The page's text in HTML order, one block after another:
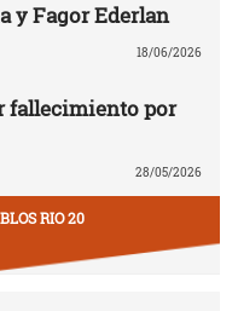
y Fagor Ederlan
18/06/2026
fallecimiento por
28/05/2026
RIO 20